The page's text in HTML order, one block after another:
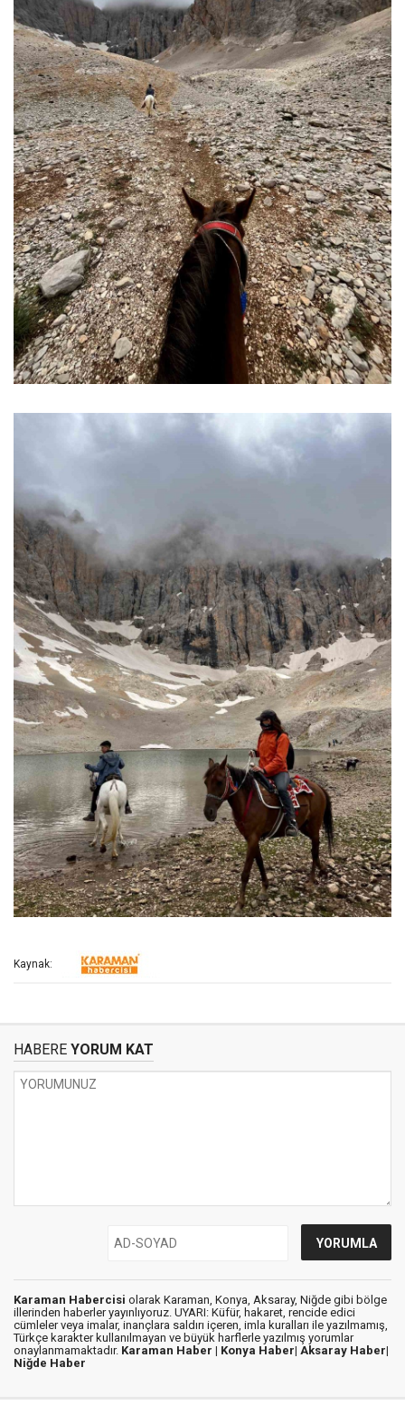
Kaynak:
HABERE YORUM KAT
Karaman Habercisi olarak Karaman, Konya, Aksaray, Niğde gibi bölge
illerinden haberler yayınlıyoruz. UYARI: Küfür, hakaret, rencide edici
cümleler veya imalar, inançlara saldırı içeren, imla kuralları ile yazılmamış,
Türkçe karakter kullanılmayan ve büyük harflerle yazılmış yorumlar
onaylanmamaktadır. Karaman Haber | Konya Haber| Aksaray Haber|
Niğde Haber